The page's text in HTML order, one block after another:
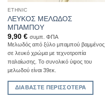
ETHNIC
ΛΕΥΚΟΣ ΜΕΛΩΔΟΣ
ΜΠΑΜΠΟΥ
9,90 € συμπ. ΦΠΑ
Μελωδός από ξύλο μπαμπού βαμμένος
σε λευκό χρώμα με τεχνοτροπία
παλαίωσης. Το συνολικό ύψος του
μελωδού είναι 39εκ.
ΔΙΑΒΆΣΤΕ ΠΕΡΙΣΣΌΤΕΡΑ